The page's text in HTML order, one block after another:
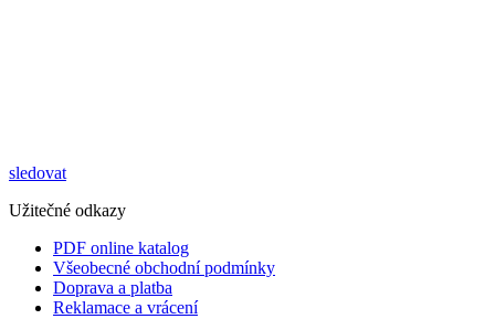
sledovat
Užitečné odkazy
PDF online katalog
Všeobecné obchodní podmínky
Doprava a platba
Reklamace a vrácení